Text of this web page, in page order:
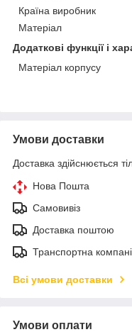
Країна виробник
Матеріал
Додаткові функції і
Матеріал корпусу
Умови доставки
Доставка здійснюється
Нова Пошта
Самовивіз
Доставка поштою
Транспортна
Всі умови доставки
Умови оплати